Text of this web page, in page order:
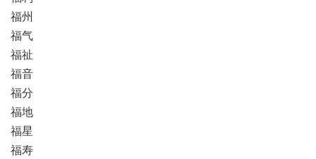
福州
福气
福祉
福音
福分
福地
福星
福寿